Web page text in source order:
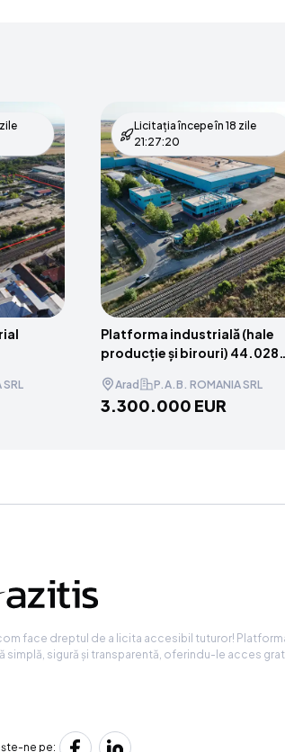
Licitația începe în 18 zile
21:27:19
Platforma industrială (hale
producție și birouri) 44.028
Arad P.A.B. ROMANIA SRL
3.300.000 EUR
face dreptul de a licita accesibil tuturor!
simplă, sigură și transparentă, oferindu-le acces
ne pe: